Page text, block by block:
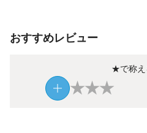
おすすめレビュー
★で称え
★★★